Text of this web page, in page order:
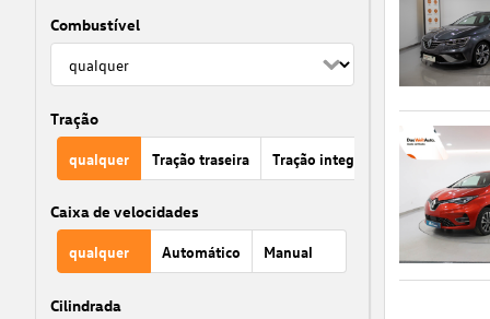
Combustível
Tração
qualquer Tração traseira Tração integral
Caixa de velocidades
qualquer Automático Manual
Cilindrada